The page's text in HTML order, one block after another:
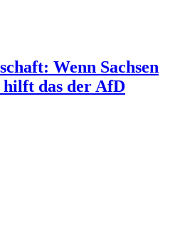
Wenn Sachsen
das der AfD